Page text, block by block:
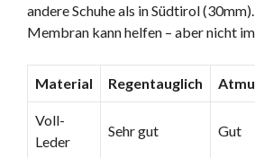
andere Schuhe als in Südtirol
Membran kann helfen – aber nicht
Material Regentauglich
Voll-
Leder
Sehr gut Gut